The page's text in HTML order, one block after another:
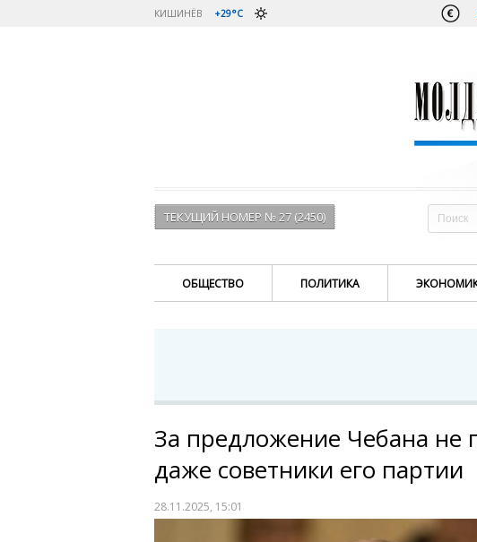
КИШИНЁВ +29°C
ТЕКУЩИЙ НОМЕР № 27 (2450)
ОБЩЕСТВО ПОЛИТИКА
За предложение Чебана не
даже советники его партии
28.11.2025, 15:01